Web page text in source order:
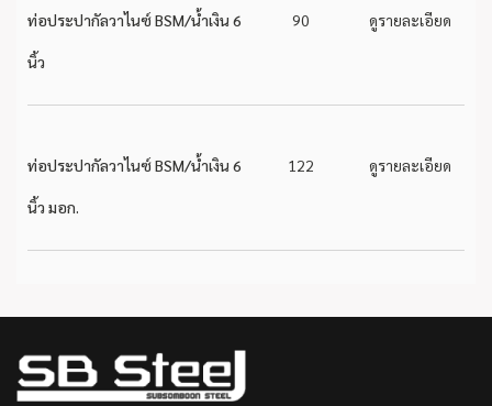
ท่อประปากัลวาไนซ์ BSM/น้ำเงิน 6
นิ้ว
90 ดูรายละเอียด
ท่อประปากัลวาไนซ์ BSM/น้ำเงิน 6
นิ้ว มอก.
122 ดูรายละเอียด